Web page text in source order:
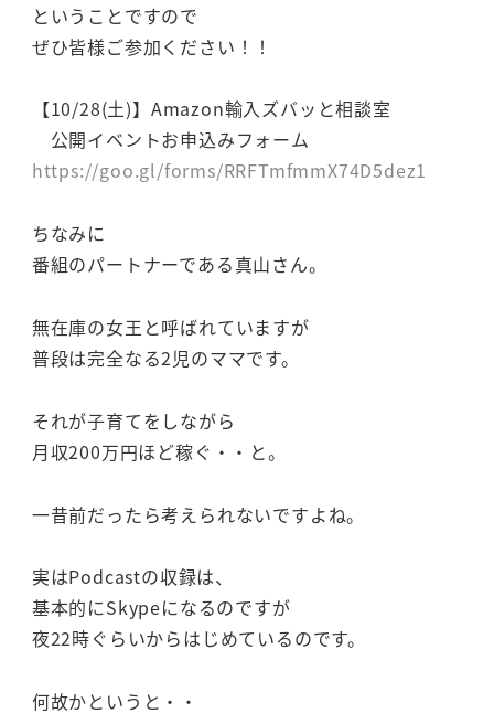
ということですので
ぜひ皆様ご参加ください！！
【10/28(土)】Amazon輸入ズバッと相談室
公開イベントお申込みフォーム
https://goo.gl/forms/RRFTmfmmX74D5dez1
ちなみに
番組のパートナーである真山さん。
無在庫の女王と呼ばれていますが
普段は完全なる2児のママです。
それが子育てをしながら
月収200万円ほど稼ぐ・・と。
一昔前だったら考えられないですよね。
実はPodcastの収録は、
基本的にSkypeになるのですが
夜22時ぐらいからはじめているのです。
何故かというと・・